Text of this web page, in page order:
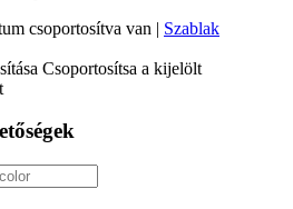
csoportosítva van | Szablak
Csoportosítsa a kijelölt